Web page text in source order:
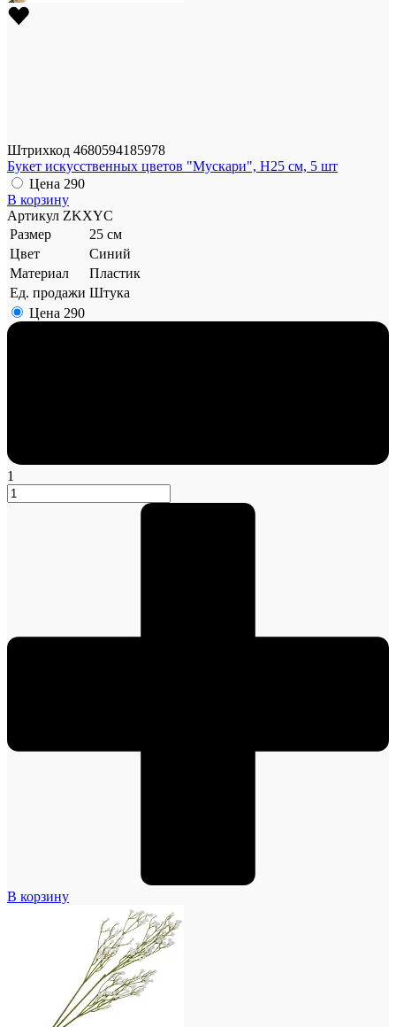
Штрихкод 4680594185978
Букет искусственных цветов "Мускари", H25 см, 5 шт
Цена 290
В корзину
Артикул ZKXYC
Размер
25 см
Цвет
Синий
Материал
Пластик
Ед. продажи Штука
Цена 290
1
В корзину